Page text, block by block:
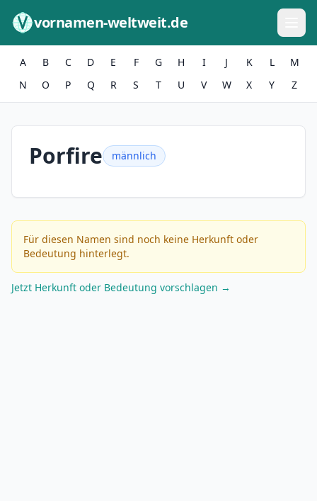
vornamen-weltweit.de
A B C D E F G H I J K L
M
N
O P Q R S T U V W X Y Z
Porfire männlich
Für diesen Namen sind noch keine Herkunft oder
Bedeutung hinterlegt.
Jetzt Herkunft oder Bedeutung vorschlagen →